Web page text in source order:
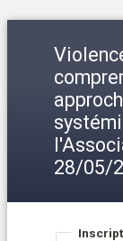
28/05/